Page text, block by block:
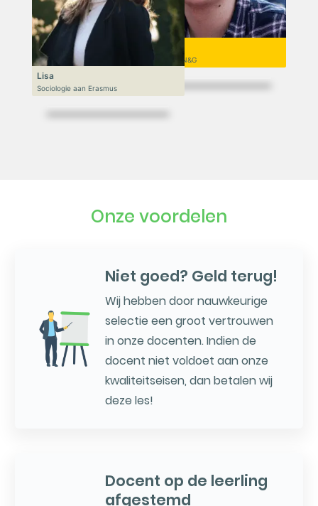
Niek
VWO 6, N&T/N&G
Lisa
Sociologie aan Erasmus
Onze voordelen
Niet goed? Geld terug!
Wij hebben door nauwkeurige
selectie een groot vertrouwen
in onze docenten. Indien de
docent niet voldoet aan onze
kwaliteitseisen, dan betalen wij
deze les!
Docent op de leerling
afgestemd